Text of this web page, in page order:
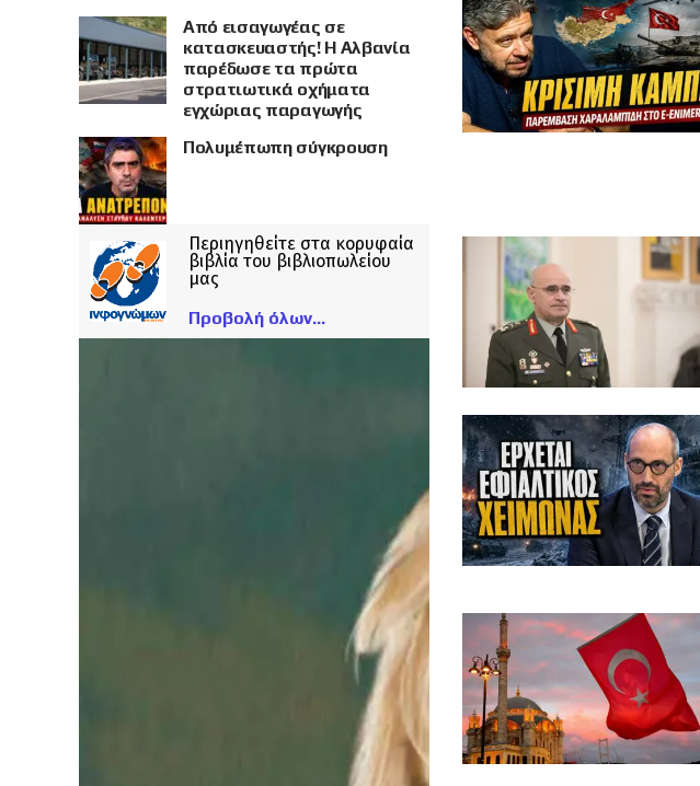
Από εισαγωγέας σε
κατασκευαστής! Η Αλβανία
παρέδωσε τα πρώτα
στρατιωτικά οχήματα
εγχώριας παραγωγής
Πολυμέπωπη σύγκρουση
Περιηγηθείτε στα κορυφαία
βιβλία του βιβλιοπωλείου
μας
Προβολή όλων